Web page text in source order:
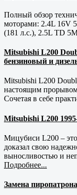
Полный обзор
моторами: 2.4L 16V
(181 л.с.), 2.5L TD
Mitsubishi L200
бензиновый и
Mitsubishi L200
настоящим
Сочетая в себе
Mitsubishi L200
Мицубиси L200 –
доказал свою
выносливостью и
Подробнее...
Замена